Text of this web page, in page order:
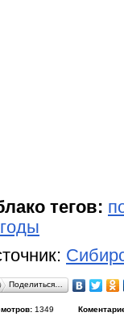
тегов:
Поделиться…
1349